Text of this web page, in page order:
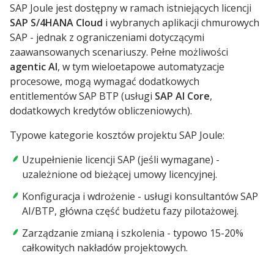
SAP Joule jest dostępny w ramach istniejących licencji
SAP S/4HANA Cloud i wybranych aplikacji chmurowych
SAP - jednak z ograniczeniami dotyczącymi
zaawansowanych scenariuszy. Pełne możliwości
agentic AI, w tym wieloetapowe automatyzacje
procesowe, mogą wymagać dodatkowych
entitlementów SAP BTP (usługi SAP AI Core,
dodatkowych kredytów obliczeniowych).
Typowe kategorie kosztów projektu SAP Joule:
Uzupełnienie licencji SAP (jeśli wymagane) -
uzależnione od bieżącej umowy licencyjnej.
Konfiguracja i wdrożenie - usługi konsultantów SAP
AI/BTP, główna część budżetu fazy pilotażowej.
Zarządzanie zmianą i szkolenia - typowo 15-20%
całkowitych nakładów projektowych.